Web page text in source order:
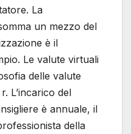
La
un mezzo del
è il
Le valute virtuali
delle valute
L’incarico del
è annuale, il
della